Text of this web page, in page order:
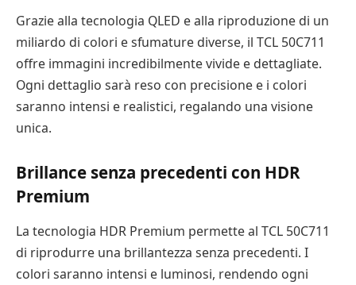
Grazie alla tecnologia QLED e alla riproduzione di un
miliardo di colori e sfumature diverse, il TCL 50C711
offre immagini incredibilmente vivide e dettagliate.
Ogni dettaglio sarà reso con precisione e i colori
saranno intensi e realistici, regalando una visione
unica.
Brillance senza precedenti con HDR
Premium
La tecnologia HDR Premium permette al TCL 50C711
di riprodurre una brillantezza senza precedenti. I
colori saranno intensi e luminosi, rendendo ogni